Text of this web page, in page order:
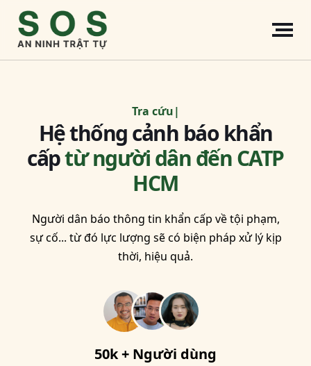
Tra cứu thông tin
Hệ thống cảnh báo khẩn
cấptừ người dân đến CATP
HCM
Người dân báo thông tin khẩn cấp về tội phạm,
sự cố... từ đó lực lượng sẽ có biện pháp xử lý kịp
thời, hiệu quả.
50k + Người dùng